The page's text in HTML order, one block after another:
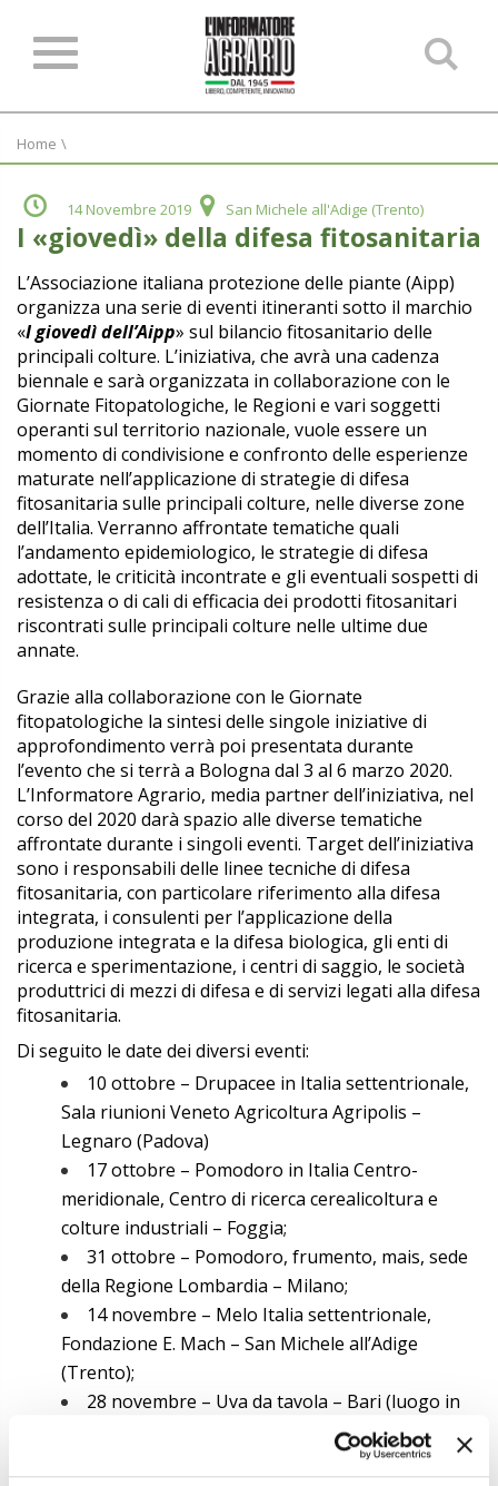
Home \
14 Novembre 2019 San Michele all'Adige (Trento)
I «giovedì» della difesa fitosanitaria
L’Associazione italiana protezione delle piante (Aipp)
organizza una serie di eventi itineranti sotto il marchio
«I giovedì dell’Aipp» sul bilancio fitosanitario delle
principali colture. L’iniziativa, che avrà una cadenza
biennale e sarà organizzata in collaborazione con le
Giornate Fitopatologiche, le Regioni e vari soggetti
operanti sul territorio nazionale, vuole essere un
momento di condivisione e confronto delle esperienze
maturate nell’applicazione di strategie di difesa
fitosanitaria sulle principali colture, nelle diverse zone
dell’Italia. Verranno affrontate tematiche quali
l’andamento epidemiologico, le strategie di difesa
adottate, le criticità incontrate e gli eventuali sospetti di
resistenza o di cali di efficacia dei prodotti fitosanitari
riscontrati sulle principali colture nelle ultime due
annate.
Grazie alla collaborazione con le Giornate
fitopatologiche la sintesi delle singole iniziative di
approfondimento verrà poi presentata durante
l’evento che si terrà a Bologna dal 3 al 6 marzo 2020.
L’Informatore Agrario, media partner dell’iniziativa, nel
corso del 2020 darà spazio alle diverse tematiche
affrontate durante i singoli eventi. Target dell’iniziativa
sono i responsabili delle linee tecniche di difesa
fitosanitaria, con particolare riferimento alla difesa
integrata, i consulenti per l’applicazione della
produzione integrata e la difesa biologica, gli enti di
ricerca e sperimentazione, i centri di saggio, le società
produttrici di mezzi di difesa e di servizi legati alla difesa
fitosanitaria.
Di seguito le date dei diversi eventi:
10 ottobre – Drupacee in Italia settentrionale,
Sala riunioni Veneto Agricoltura Agripolis –
Legnaro (Padova)
17 ottobre – Pomodoro in Italia Centro-
meridionale, Centro di ricerca cerealicoltura e
colture industriali – Foggia;
31 ottobre – Pomodoro, frumento, mais, sede
della Regione Lombardia – Milano;
14 novembre – Melo Italia settentrionale,
Fondazione E. Mach – San Michele all’Adige
(Trento);
28 novembre – Uva da tavola – Bari (luogo in
5 dicembre – Vite in Italia settentrionale, sede